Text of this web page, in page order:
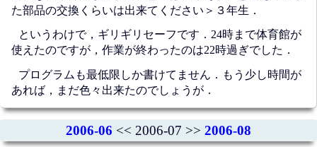
た部品の交換くらいは出来てください＞３年生．
というわけで，ギリギリセーフです．24時まで体育館が
使えたのですが，作業が終わったのは22時過ぎでした．
プログラムも最低限しか書けてません．もう少し時間が
あれば，まだ色々出来たのでしょうが．
2006-06 << 2006-07 >> 2006-08